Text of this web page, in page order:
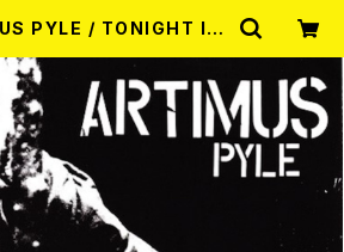
/ TONIGHT IS
SHOP MISERY